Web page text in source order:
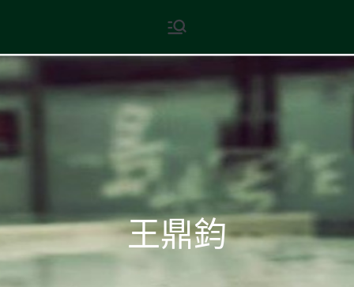
content
現代文學
地球小如鴿卵，/ 我輕輕地將它
王鼎鈞